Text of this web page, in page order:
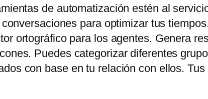
de automatización estén al
para optimizar tus
ortográfico para los agentes. Genera
Puedes categorizar diferentes
con base ​​en tu relación con ellos.